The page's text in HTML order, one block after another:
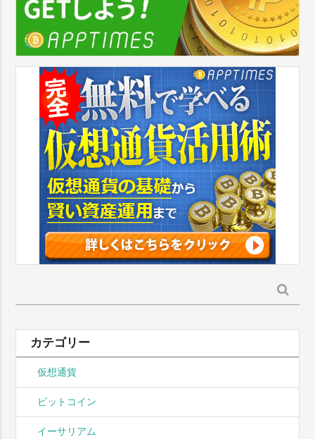
索:
カテゴリー
仮想通貨
ビットコイン
イーサリアム